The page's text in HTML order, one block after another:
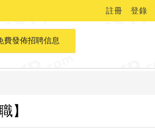
註冊 登錄
費發佈招聘信息
成簡歷
】